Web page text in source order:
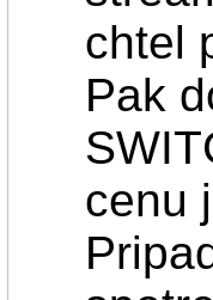
chtel
Pak
cenu